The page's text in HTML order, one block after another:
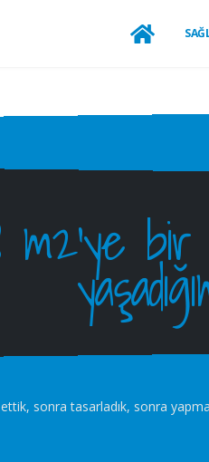
m2’ye bir
sonra tasarladık, sonra